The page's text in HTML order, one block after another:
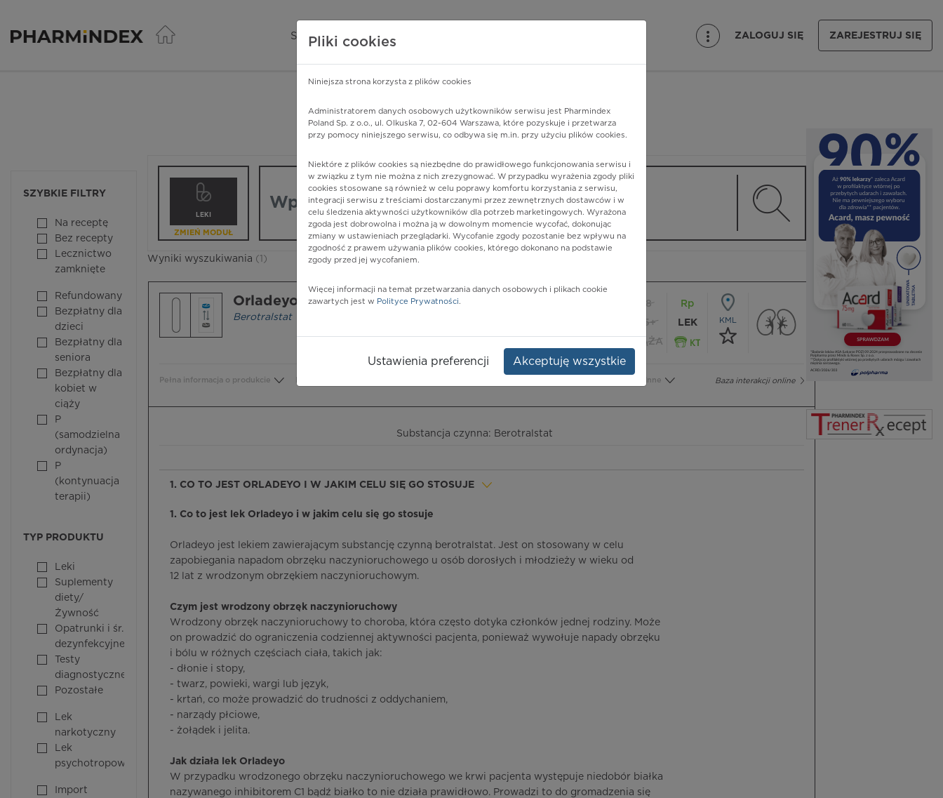
Pharmindex - lider wiedzy o lekach
SERWISY PHARMINDEX ZALOGUJ SIĘ ZAREJESTRUJ SIĘ
SZYBKIE FILTRY
Na receptę
Bez recepty
Lecznictwo
zamknięte
Refundowany
Bezpłatny dla
dzieci
Bezpłatny dla
seniora
Bezpłatny dla
kobiet w
ciąży
P
(samodzielna
ordynacja)
P
(kontynuacja
terapii)
TYP PRODUKTU
Leki
Suplementy
diety/
Żywność
Opatrunki i śr.
dezynfekcyjne
Testy
diagnostyczne
Pozostałe
Lek
narkotyczny
Lek
psychotropowy
Import
Pharmindex
lider wiedzy o lekach
LEKI
ZMIEŃ MODUŁ
Wpisz nazwę lub substancję czynną
Wyniki wyszukiwania (1)
Orladeyo
Berotralstat
Postać:kaps. twarde
18
65+
CIĄŻA
Rp
LEK
KML
Baza interakcji online
Pełna informacja o produkcie Inne
Substancja czynna: Berotralstat
1. CO TO JEST ORLADEYO I W JAKIM CELU SIĘ GO STOSUJE
1. Co to jest lek Orladeyo i w jakim celu się go stosuje
Orladeyo jest lekiem zawierającym substancję czynną berotralstat. Jest on stosowany w celu
zapobiegania napadom obrzęku naczynioruchowego u osób dorosłych i młodzieży w wieku od
12 lat z wrodzonym obrzękiem naczynioruchowym.
Czym jest wrodzony obrzęk naczynioruchowy
Wrodzony obrzęk naczynioruchowy to choroba, która często dotyka członków jednej rodziny. Może
on prowadzić do ograniczenia codziennej aktywności pacjenta, ponieważ wywołuje napady obrzęku
i bólu w różnych częściach ciała, takich jak:
- dłonie i stopy,
- twarz, powieki, wargi lub język,
- krtań, co może prowadzić do trudności z oddychaniem,
- narządy płciowe,
- żołądek i jelita.
Jak działa lek Orladeyo
W przypadku wrodzonego obrzęku naczynioruchowego we krwi pacjenta występuje niedobór białka
nazywanego inhibitorem C1 bądź białko to nie działa prawidłowo. Prowadzi to do gromadzenia się
Pliki cookies
Niniejsza strona korzysta z plików cookies
Administratorem danych osobowych użytkowników serwisu jest Pharmindex
Poland Sp. z o.o., ul. Olkuska 7, 02-604 Warszawa, które pozyskuje i przetwarza
przy pomocy niniejszego serwisu, co odbywa się m.in. przy użyciu plików cookies.
Niektóre z plików cookies są niezbędne do prawidłowego funkcjonowania serwisu i
w związku z tym nie można z nich zrezygnować. W przypadku wyrażenia zgody pliki
cookies stosowane są również w celu poprawy komfortu korzystania z serwisu,
integracji serwisu z treściami dostarczanymi przez zewnętrznych dostawców i w
celu śledzenia aktywności użytkowników dla potrzeb marketingowych. Wyrażona
zgoda jest dobrowolna i można ją w dowolnym momencie wycofać, dokonując
zmiany w ustawieniach przeglądarki. Wycofanie zgody pozostanie bez wpływu na
zgodność z prawem używania plików cookies, którego dokonano na podstawie
zgody przed jej wycofaniem.
Więcej informacji na temat przetwarzania danych osobowych i plikach cookie
zawartych jest w Polityce Prywatności.
Ustawienia preferencji Akceptuję wszystkie